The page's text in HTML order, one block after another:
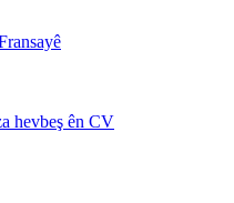
hevbeş ên CV